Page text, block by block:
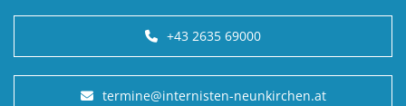
+43 2635 69000
termine@internisten-neunkirchen.at